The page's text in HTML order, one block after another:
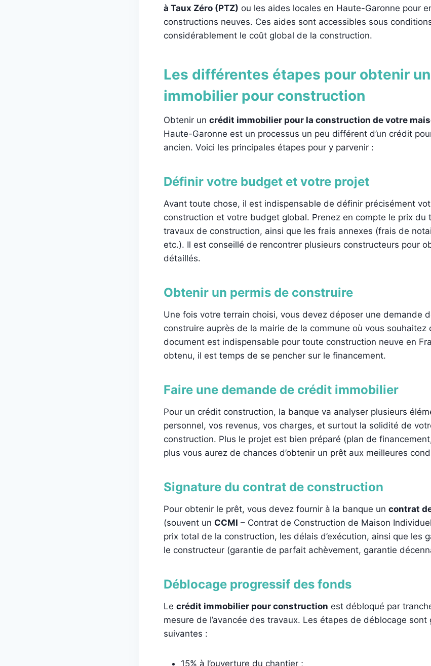
à Taux Zéro (PTZ) ou les aides locales en Haute-Garonne pour
constructions neuves. Ces aides sont accessibles sous
considérablement le coût global de la construction.
Les différentes étapes pour obtenir
immobilier pour construction
Obtenir un crédit immobilier pour la construction de votre
Haute-Garonne est un processus un peu différent d’un crédit pour
ancien. Voici les principales étapes pour y parvenir :
Définir votre budget et votre projet
Avant toute chose, il est indispensable de définir précisément
construction et votre budget global. Prenez en compte le prix du
travaux de construction, ainsi que les frais annexes (frais de
etc.). Il est conseillé de rencontrer plusieurs constructeurs pour
détaillés.
Obtenir un permis de construire
Une fois votre terrain choisi, vous devez déposer une demande
construire auprès de la mairie de la commune où vous souhaitez
document est indispensable pour toute construction neuve en
obtenu, il est temps de se pencher sur le financement.
Faire une demande de crédit immobilier
Pour un crédit construction, la banque va analyser plusieurs
personnel, vos revenus, vos charges, et surtout la solidité de
construction. Plus le projet est bien préparé (plan de
plus vous aurez de chances d’obtenir un prêt aux meilleures
Signature du contrat de construction
Pour obtenir le prêt, vous devez fournir à la banque un contrat
(souvent un CCMI – Contrat de Construction de Maison
prix total de la construction, les délais d’exécution, ainsi que les
le constructeur (garantie de parfait achèvement, garantie
Déblocage progressif des fonds
Le crédit immobilier pour construction est débloqué par
mesure de l’avancée des travaux. Les étapes de déblocage sont
suivantes :
15% à l’ouverture du chantier ;